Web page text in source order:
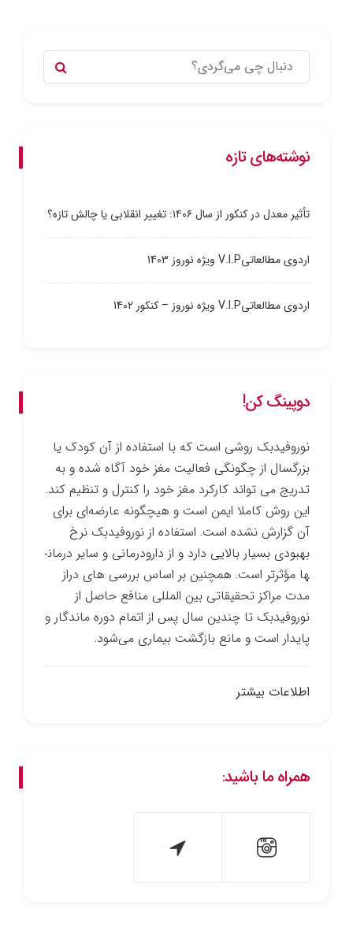
نوشته‌های تازه
تأثیر معدل در کنکور از سال ۱۴۰۶: تغییر انقلابی یا چالش تازه؟
اردوی مطالعاتیV.I.P ویژه نوروز 1403
اردوی مطالعاتیV.I.P ویژه نوروز – کنکور 1402
دوپینگ کن!
نوروفیدبک روشی است که با استفاده از آن کودک یا
بزرگسال از چگونگی فعالیت مغز خود آگاه شده و به
تدریج می ­تواند کارکرد مغز خود را کنترل و تنظیم کند.
این روش کاملا ایمن است و هیچ­گونه عارضه‌ای برای
آن گزارش نشده است. استفاده از نوروفیدبک نرخ
بهبودی بسیار بالایی دارد و از دارو­درمانی و سایر درمان­
ها مؤثرتر است. همچنین بر اساس بررسی­ های دراز
مدت مراکز تحقیقاتی بین­ المللی منافع حاصل از
نوروفیدبک تا چندین سال پس از اتمام دوره ماندگار و
پایدار است و مانع بازگشت بیماری می‌شود.
اطلاعات بیشتر
همراه ما باشید: